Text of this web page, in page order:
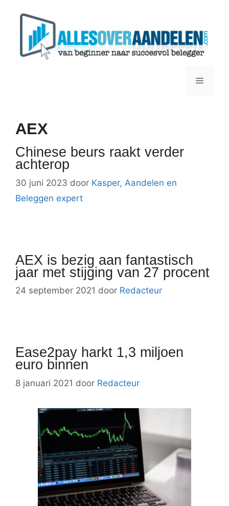
Menu
AEX
Chinese beurs raakt verder
achterop
30 juni 2023 door Kasper, Aandelen en
Beleggen expert
AEX is bezig aan fantastisch
jaar met stijging van 27 procent
24 september 2021 door Redacteur
Ease2pay harkt 1,3 miljoen
euro binnen
8 januari 2021 door Redacteur